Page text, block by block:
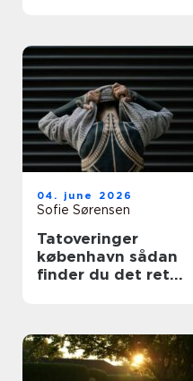
04. june 2026
Sofie Sørensen
Tatoveringer
københavn sådan
finder du det rette